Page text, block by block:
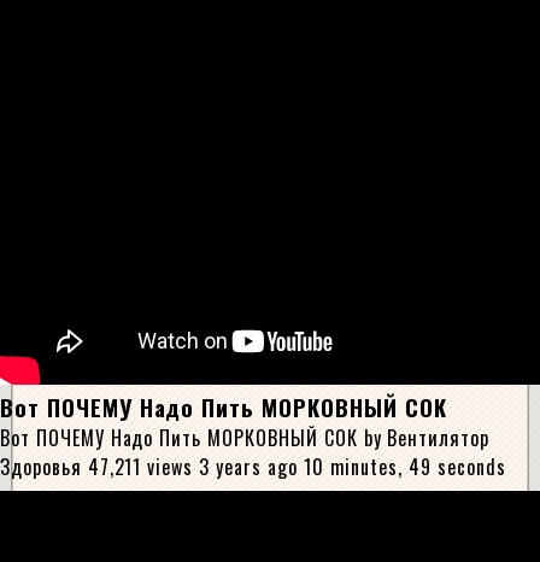
Вот ПОЧЕМУ Надо Пить МОРКОВНЫЙ СОК
Вот ПОЧЕМУ Надо Пить МОРКОВНЫЙ СОК by Вентилятор
Здоровья 47,211 views 3 years ago 10 minutes, 49 seconds